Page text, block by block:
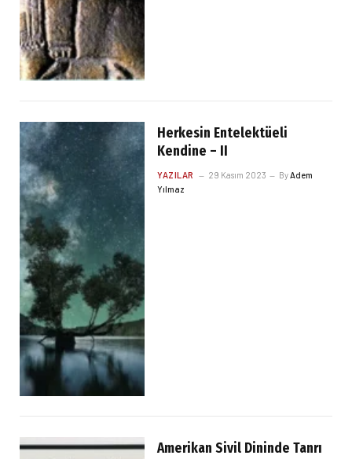
Herkesin Entelektüeli
Kendine – II
YAZILAR 29 Kasım 2023 By Adem
Yılmaz
Amerikan Sivil Dininde Tanrı